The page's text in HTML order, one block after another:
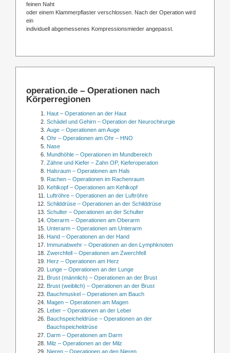
feinen Naht
oder einem Klammerpflaster verschlossen. Nach der Operation wird
ein
individuell abgemessenes Kompressionsmieder angepasst.
operation.de – Operationen nach
Körperregionen
Haut – Operationen an der Haut
Schädel und Gehirn – Operation der Neurochirurgie
Auge – Operationen am Auge
Ohr – Operationen am Ohr – HNO
Nase
Mundhöhle – Operationen im Mundbereich
Zähne und Kiefer – Zahn OP, Kieferoperation
Halsraum – Operationen am Hals
Rachen – Operationen im Rachenraum
Kehlkopf – Operationen am Kehlkopf
Luftröhre – Operationen an der Luftröhre
Schilddrüse – Operationen an der Schilddrüse
Schulter – Operationen an der Schulter
Oberarm – Operationen am Oberarm
Unterarm – Operationen am Unterarm
Hand – Operationen an der Hand
Immunabwehr – Operationen an den Lymphknoten
Zwerchfell – Operationen am Zwerchfell
Herz – Operationen am Herz
Lunge – Operationen an der Lunge
Brust (männlich) – Operationen an der Brust
Brust (weiblich) – Operationen an der Brust
Bauchmuskel – Operationen am Bauch
Magen – Operationen am Magen
Leber – Operationen an der Leber
Bauchspeicheldrüse – Operationen an der
Bauchspeicheldrüse
Darm – Operationen am Darm
Milz – Operationen an der Milz
Nieren – Operationen an den Nieren